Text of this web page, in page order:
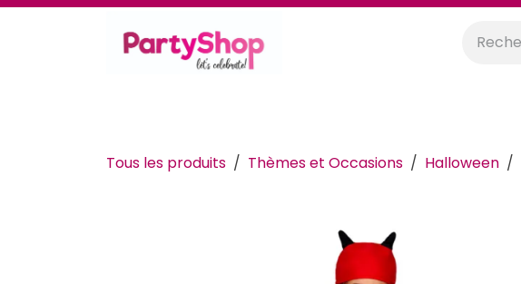
Se rendre au contenu
Tous les produits Thèmes et Occasions Halloween